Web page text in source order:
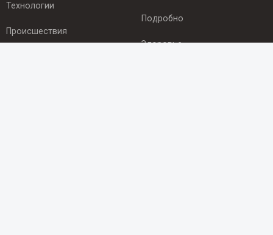
Технологии
Происшествия
Подробно
Здоровье